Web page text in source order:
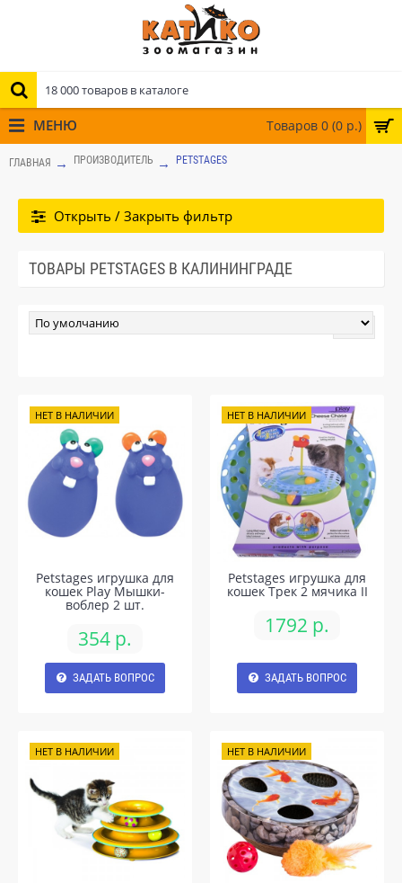
Товаров 0 (0 р.)
МЕНЮ
ГЛАВНАЯ ПРОИЗВОДИТЕЛЬ PETSTAGES
Открыть / Закрыть фильтр
ТОВАРЫ PETSTAGES В КАЛИНИНГРАДЕ
НЕТ В НАЛИЧИИ
Petstages игрушка для
кошек Play Мышки-
воблер 2 шт.
354 р.
ЗАДАТЬ ВОПРОС
НЕТ В НАЛИЧИИ
Petstages игрушка для
кошек Трек 2 мячика II
1792 р.
ЗАДАТЬ ВОПРОС
НЕТ В НАЛИЧИИ НЕТ В НАЛИЧИИ